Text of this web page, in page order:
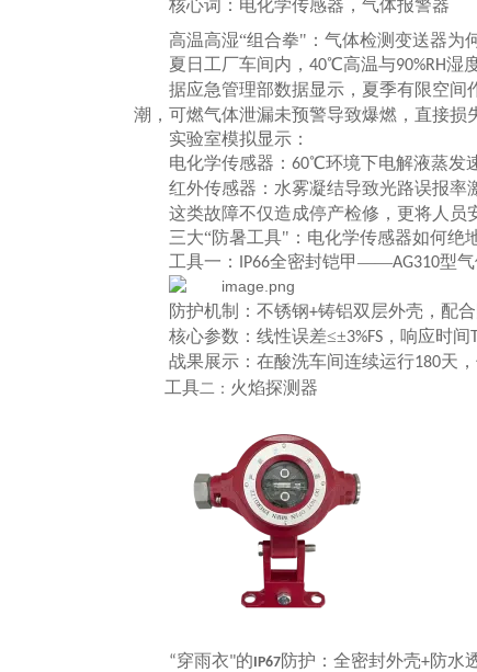
核心词：电化学传感器，气体报警器
高温高湿“组合拳"：气体检测变送器为
夏日工厂车间内， 40℃高温与90%RH湿
据应急管理部数据显示，夏季有限空
潮，可燃气体泄漏未预警导致爆燃，直接损
实验室模拟显示：
电化学传感器： 60℃环境下电解液蒸发
红外传感器：水雾凝结导致光路误报率
这类故障不仅造成停产检修，更将人员
三大“防暑工具"：电化学传感器如何绝
工具一： IP66全密封铠甲——AG310型
防护机制：不锈钢+铸铝双层外壳，配
核心参数：线性误差≤±3%FS ，响应时间
战果展示：在酸洗车间连续运行180天
工具二： 火焰探测器
“穿雨衣"的IP67防护：全密封外壳+防水